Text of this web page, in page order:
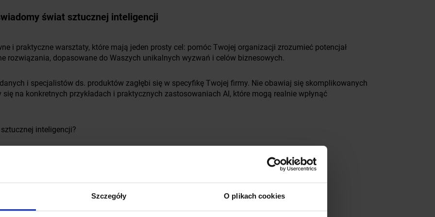
Szczegóły O plikach cookies
świat sztucznej inteligencji
i praktyczne warsztaty, które mają jeden prosty cel: pomóc Twojej organizacji zrozumieć potencjał
rozwiązania, dopasowane do Waszych unikalnych wyzwań i celów biznesowych.
i specjalistów ds. produktów zagłębi się w specyfikę Twojej firmy. Nie obawiaj się skomplikowanych
na konkretnych przykładach i praktycznych zastosowaniach AI, które mogą realnie wpłynąć
inteligencji?